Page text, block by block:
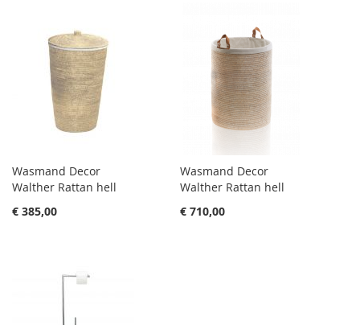
Wasmand Decor
Walther Rattan hell
€ 385,00
Wasmand Decor
Walther Rattan hell
€ 710,00